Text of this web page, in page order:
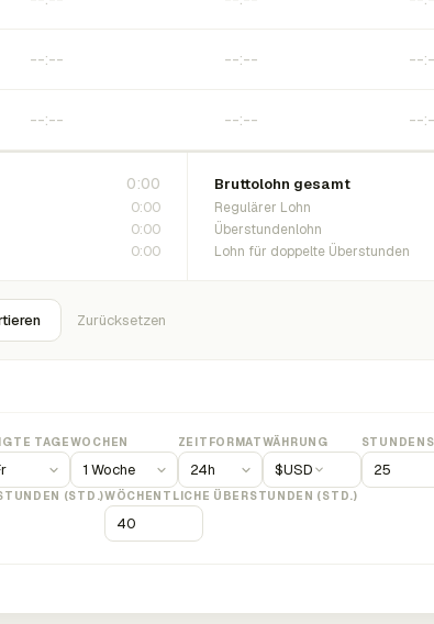
0:00
0:00
0:00
0:00
Bruttolohn gesamt
Regulärer Lohn
Überstundenlohn
Lohn für doppelte Überstunden
Zurücksetzen
TAGEWOCHEN ZEITFORMATWÄHRUNG
$USD
(STD.)WÖCHENTLICHE ÜBERSTUNDEN (STD.)